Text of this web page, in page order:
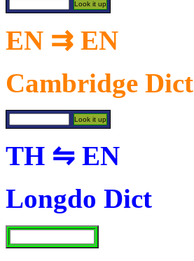
EN ⇉ EN
Cambridge Dict
TH ⇋ EN
Longdo Dict